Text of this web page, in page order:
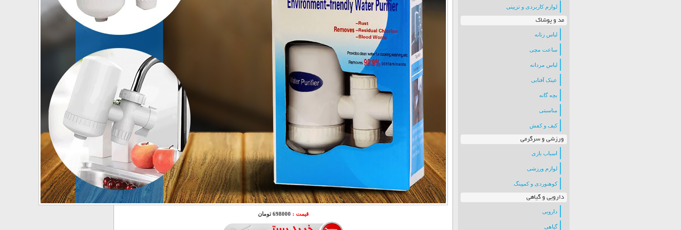
لوازم کاربردی و تزیینی
مد و پوشاک
لباس زنانه
ساعت مچی
لباس مردانه
عینک آفتابی
بچه گانه
مناسبتی
کیف و کفش
ورزشی و سرگرمی
اسباب بازی
لوازم ورزشی
کوهنوردی و کمپینگ
دارویی و گیاهی
دارویی
گیاهی
قیمت : 698000 تومان